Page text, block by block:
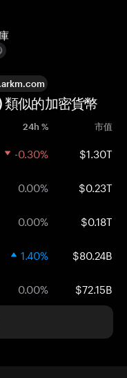
似的加密貨幣
24h % 市值
-0.30% $1.30T
0.00% $0.23T
0.00% $0.18T
1.40% $80.24B
0.00% $72.15B